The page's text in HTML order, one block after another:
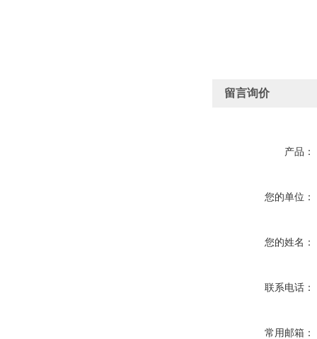
留言询价
产品：
您的单位：
您的姓名：
联系电话：
常用邮箱：